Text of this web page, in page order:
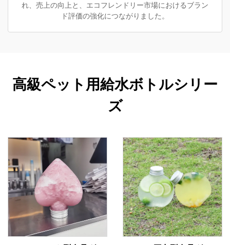
れ、売上の向上と、エコフレンドリー市場におけるブラン
ド評価の強化につながりました。
高級ペット用給水ボトルシリー
ズ